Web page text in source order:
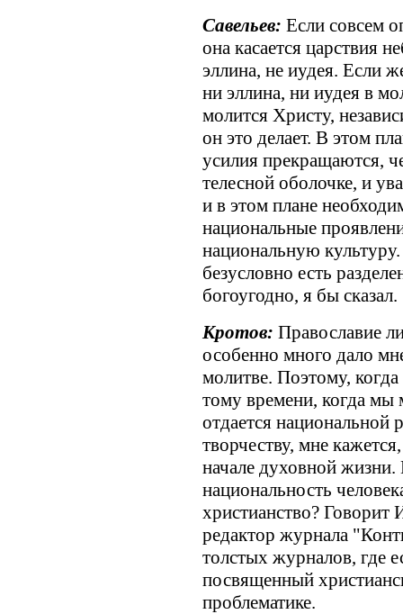
Савельев: Если совсем
она касается царствия
эллина, не иудея. Если
ни эллина, ни иудея в
молится Христу,
он это делает. В этом
усилия прекращаются,
телесной оболочке, и
и в этом плане
национальные
национальную
безусловно есть
богоугодно, я бы сказал.
Кротов: Православие
особенно много дало
молитве. Поэтому,
тому времени, когда мы
отдается национальной
творчеству, мне
начале духовной жизни.
национальность
христианство? Говорит
редактор журнала
толстых журналов, где
посвященный
проблематике.